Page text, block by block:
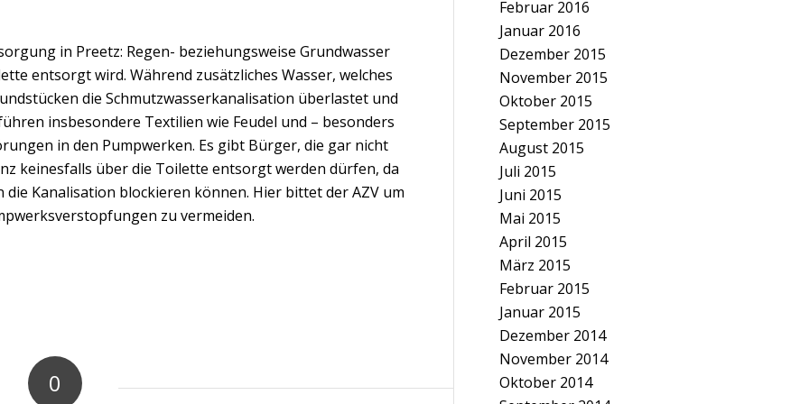
in Preetz: Regen- beziehungsweise Grundwasser
entsorgt wird. Während zusätzliches Wasser, welches
die Schmutzwasserkanalisation überlastet und
insbesondere Textilien wie Feudel und – besonders
in den Pumpwerken. Es gibt Bürger, die gar nicht
keinesfalls über die Toilette entsorgt werden dürfen, da
Kanalisation blockieren können. Hier bittet der AZV um
zu vermeiden.
0
Februar 2016
Januar 2016
Dezember 2015
November 2015
Oktober 2015
September 2015
August 2015
Juli 2015
Juni 2015
Mai 2015
April 2015
März 2015
Februar 2015
Januar 2015
Dezember 2014
November 2014
Oktober 2014